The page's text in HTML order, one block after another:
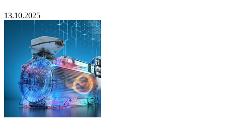
13.10.2025